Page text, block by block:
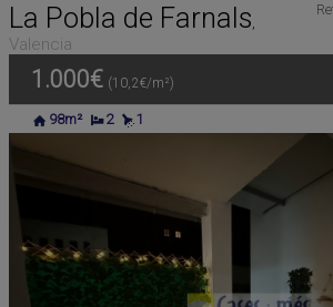
La Pobla de Farnals,
Valencia
1.000€ (10,2€/m²)
98m² 2 1